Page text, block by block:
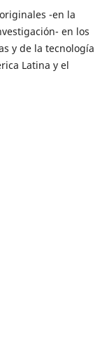
-en la
en los
y de la tecnología
Latina y el